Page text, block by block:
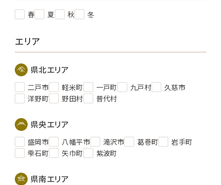
春 夏 秋 冬
エリア
県北エリア
二戸市 軽米町 一戸町 九戸村
久慈市
洋野町
野田村 普代村
県央エリア
盛岡市 八幡平市 滝沢市 葛巻町
岩手町
雫石町
矢巾町 紫波町
県南エリア